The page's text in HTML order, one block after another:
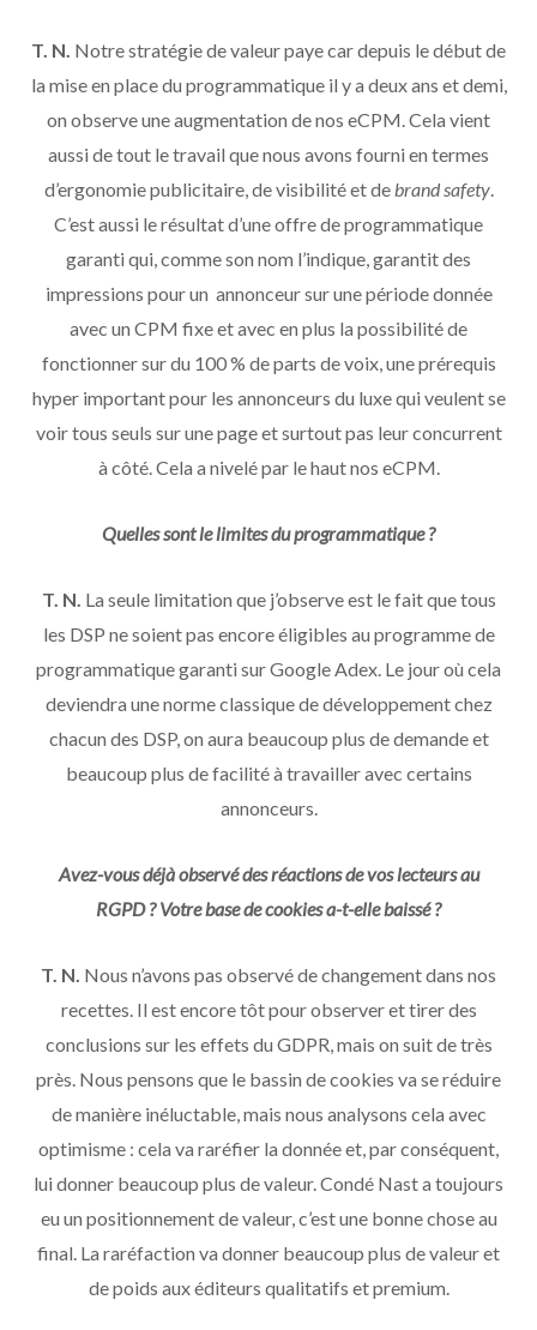
T. N. Notre stratégie de valeur paye car depuis le début de
la mise en place du programmatique il y a deux ans et demi,
on observe une augmentation de nos eCPM. Cela vient
aussi de tout le travail que nous avons fourni en termes
d’ergonomie publicitaire, de visibilité et debrand safety.
C’est aussi le résultat d’une offre de programmatique
garanti qui, comme son nom l’indique, garantit des
impressions pour un annonceur sur une période donnée
avec un CPM fixe et avec en plus la possibilité de
fonctionner sur du 100 % de parts de voix, une prérequis
hyper important pour les annonceurs du luxe qui veulent se
voir tous seuls sur une page et surtout pas leur concurrent
à côté. Cela a nivelé par le haut nos eCPM.
Quelles sont le limites du programmatique ?
T. N. La seule limitation que j’observe est le fait que tous
les DSP ne soient pas encore éligibles au programme de
programmatique garanti sur Google Adex. Le jour où cela
deviendra une norme classique de développement chez
chacun des DSP, on aura beaucoup plus de demande et
beaucoup plus de facilité à travailler avec certains
annonceurs.
Avez-vous déjà observé des réactions de vos lecteurs au
RGPD ? Votre base de cookies a-t-elle baissé ?
T. N. Nous n’avons pas observé de changement dans nos
recettes. Il est encore tôt pour observer et tirer des
conclusions sur les effets du GDPR, mais on suit de très
près. Nous pensons que le bassin de cookies va se réduire
de manière inéluctable, mais nous analysons cela avec
optimisme : cela va raréfier la donnée et, par conséquent,
lui donner beaucoup plus de valeur. Condé Nast a toujours
eu un positionnement de valeur, c’est une bonne chose au
final. La raréfaction va donner beaucoup plus de valeur et
de poids aux éditeurs qualitatifs et premium.